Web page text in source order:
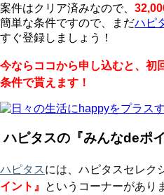
案件はクリア済みなので、
簡単な条件ですので、まだハピ
すぐ登録しましょう！
今ならココから申し込むと、初
条件で貰えます！
ハピタスの『みんなdeポ
ハピタスには、ハピタスセレク
イント』 というコーナーがあり